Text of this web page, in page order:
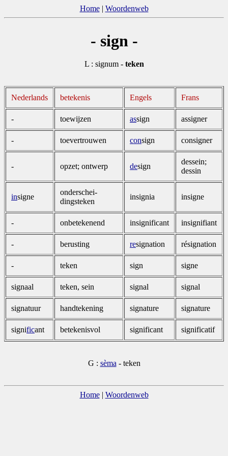
Home| Woordenweb
- sign -
L : signum - teken
Nederlands betekenis Engels Frans
- toewijzen assign assigner
- toevertrouwen consign consigner
- opzet; ontwerp design
dessein;
dessin
insigne
onderschei­
dingsteken
insignia insigne
- onbetekenend insignificant insignifiant
- berusting resignation résignation
- teken sign signe
signaal teken, sein signal signal
signatuur handtekening signature signature
significant betekenisvol significant significatif
G : sèma - teken
Home| Woordenweb